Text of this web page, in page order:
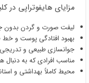
مزایای هایفوتراپی در
لیفت صورت و گردن بدون
بهبود افتادگی پوست و
جوانسازی طبیعی و تدریجی
مناسب افرادی که به‌ دنبال
محیط کاملاً بهداشتی و